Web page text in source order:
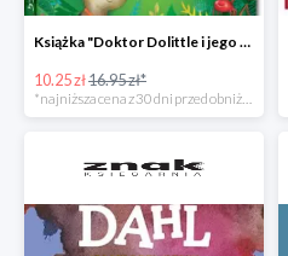
Książka "Doktor Dolittle i jego zwierzęta" -40%
10.25 zł16.95 zł*
*najniższa cena z 30 dni przed obniżką